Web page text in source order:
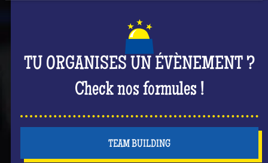
TU ORGANISES UN ÉVÈNEMENT ?
Check nos formules !
TEAM BUILDING